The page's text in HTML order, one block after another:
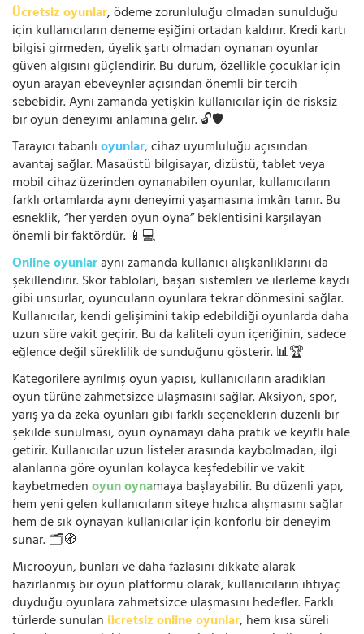
Ücretsiz oyunlar, ödeme zorunluluğu olmadan sunulduğu
için kullanıcıların deneme eşiğini ortadan kaldırır. Kredi kartı
bilgisi girmeden, üyelik şartı olmadan oynanan oyunlar
güven algısını güçlendirir. Bu durum, özellikle çocuklar için
oyun arayan ebeveynler açısından önemli bir tercih
sebebidir. Aynı zamanda yetişkin kullanıcılar için de risksiz
bir oyun deneyimi anlamına gelir. 🔓🛡️
Tarayıcı tabanlıoyunlar, cihaz uyumluluğu açısından
avantaj sağlar. Masaüstü bilgisayar, dizüstü, tablet veya
mobil cihaz üzerinden oynanabilen oyunlar, kullanıcıların
farklı ortamlarda aynı deneyimi yaşamasına imkân tanır. Bu
esneklik, “her yerden oyun oyna” beklentisini karşılayan
önemli bir faktördür. 📱💻
Online oyunlaraynı zamanda kullanıcı alışkanlıklarını da
şekillendirir. Skor tabloları, başarı sistemleri ve ilerleme kaydı
gibi unsurlar, oyuncuların oyunlara tekrar dönmesini sağlar.
Kullanıcılar, kendi gelişimini takip edebildiği oyunlarda daha
uzun süre vakit geçirir. Bu da kaliteli oyun içeriğinin, sadece
eğlence değil süreklilik de sunduğunu gösterir. 📊🏆
Kategorilere ayrılmış oyun yapısı, kullanıcıların aradıkları
oyun türüne zahmetsizce ulaşmasını sağlar. Aksiyon, spor,
yarış ya da zeka oyunları gibi farklı seçeneklerin düzenli bir
şekilde sunulması, oyun oynamayı daha pratik ve keyifli hale
getirir. Kullanıcılar uzun listeler arasında kaybolmadan, ilgi
alanlarına göre oyunları kolayca keşfedebilir ve vakit
kaybetmedenoyun oynamaya başlayabilir. Bu düzenli yapı,
hem yeni gelen kullanıcıların siteye hızlıca alışmasını sağlar
hem de sık oynayan kullanıcılar için konforlu bir deneyim
sunar. 🗂️🧭
Microoyun, bunları ve daha fazlasını dikkate alarak
hazırlanmış bir oyun platformu olarak, kullanıcıların ihtiyaç
duyduğu oyunlara zahmetsizce ulaşmasını hedefler. Farklı
türlerde sunulan ücretsiz online oyunlar, hem kısa süreli